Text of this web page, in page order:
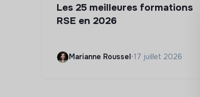
Les 25 meilleures formations
RSE en 2026
Marianne Roussel•17 juillet 2026